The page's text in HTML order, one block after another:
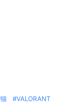
猫
VALORANT